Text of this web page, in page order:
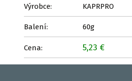
Výrobce: KAPRPRO
Balení: 60g
Cena: 5,23 €